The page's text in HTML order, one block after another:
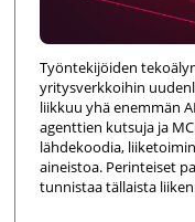
Työntekijöiden
yritysverkkoihin
liikkuu yhä enemmän
agenttien kutsuja ja
lähdekoodia,
aineistoa. Perinteiset
tunnistaa tällaista